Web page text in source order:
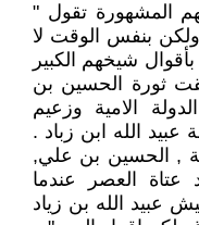
المشهورة تقول "
بنفس الوقت لا
شيخهم الكبير
ثورة الحسين بن
الامية وزعيم
عبيد الله ابن زباد .
, الحسين بن علي,
عتاة العصر عندما
عبيد الله بن زياد